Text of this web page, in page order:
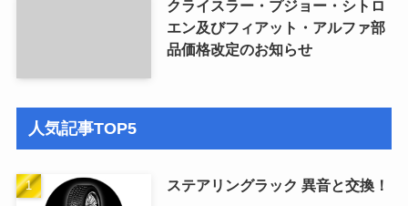
クライスラー・プジョー・シトロ
エン及びフィアット・アルファ部
品価格改定のお知らせ
人気記事TOP5
ステアリングラック 異音と交換！